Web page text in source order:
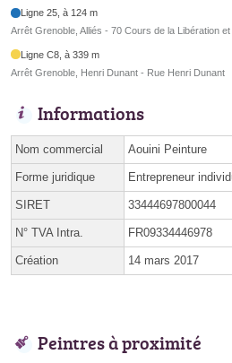
Ligne 25, à 124 m
Arrêt Grenoble, Alliés - 70 Cours de la Libération
Ligne C8, à 339 m
Arrêt Grenoble, Henri Dunant - Rue Henri Dunant
Informations
Nom commercial Aouini Peinture
Forme juridique Entrepreneur
SIRET 33444697800044
N° TVA Intra. FR09334446978
Création 14 mars 2017
Peintres à proximité